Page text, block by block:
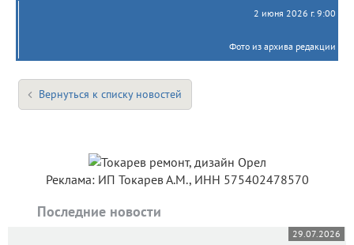
2 июня 2026 г. 9:00
Фото из архива редакции
Вернуться к списку новостей
Реклама: ИП Токарев А.М., ИНН 575402478570
Последние новости
29.07.2026